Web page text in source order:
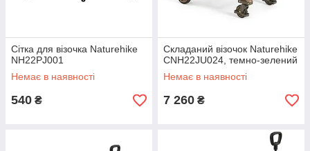
Сітка для візочка Naturehike
NH22PJ001
Немає в наявності
540 ₴
Складаний візочок Naturehike
CNH22JU024, темно-зелений
Немає в наявності
7 260 ₴